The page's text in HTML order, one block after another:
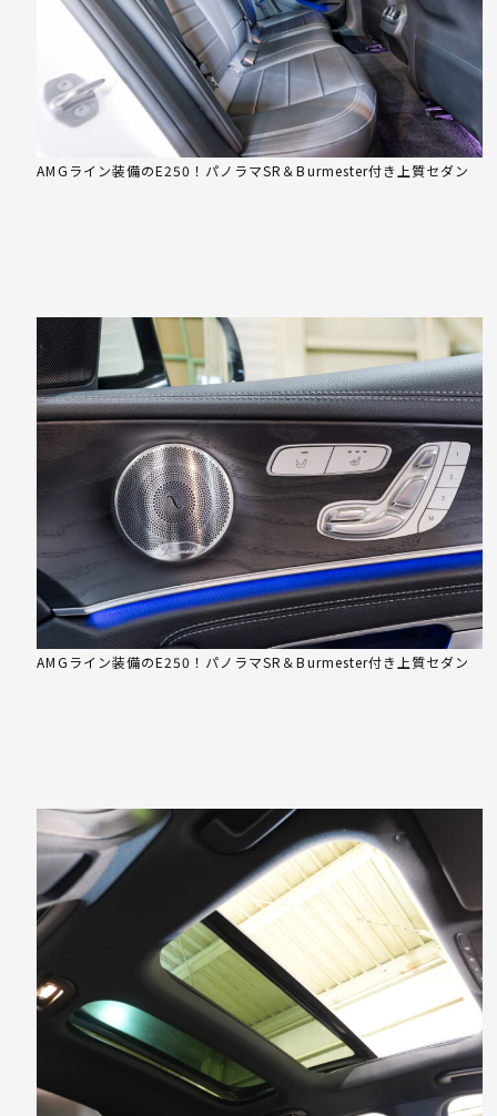
AMGライン装備のE250！パノラマSR＆Burmester付き上質セダン
AMGライン装備のE250！パノラマSR＆Burmester付き上質セダン